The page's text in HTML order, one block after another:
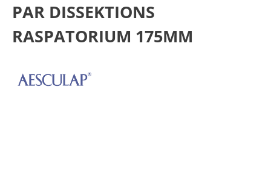
PAR DISSEKTIONS
RASPATORIUM 175MM